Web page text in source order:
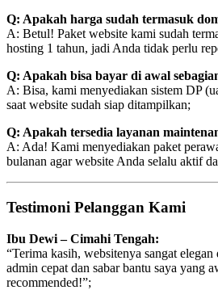
Q: Apakah harga sudah termasuk
A: Betul! Paket website kami sudah
hosting 1 tahun, jadi Anda tidak perlu
Q: Apakah bisa bayar di awal
A: Bisa, kami menyediakan sistem DP
saat website sudah siap ditampilkan;
Q: Apakah tersedia layanan
A: Ada! Kami menyediakan paket
bulanan agar website Anda selalu aktif
Testimoni Pelanggan Kami
Ibu Dewi – Cimahi Tengah:
“Terima kasih, websitenya sangat
admin cepat dan sabar bantu saya yang
recommended!”;